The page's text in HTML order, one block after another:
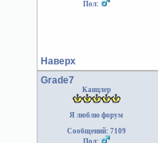
Пол:
Наверх
Grade7
Канцлер
Я люблю форум
Сообщений: 7109
Пол: